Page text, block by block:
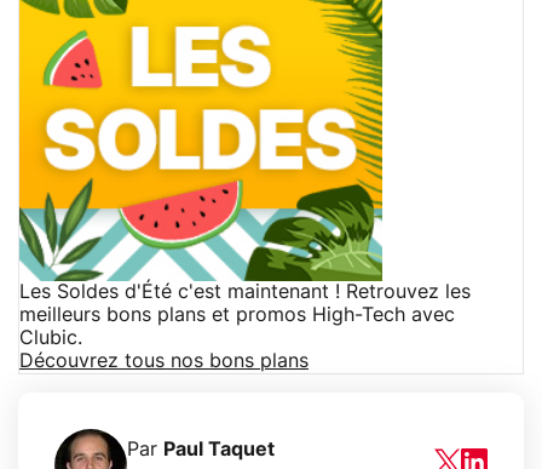
Les Soldes d'Été c'est maintenant ! Retrouvez les
meilleurs bons plans et promos High-Tech avec
Clubic.
Découvrez tous nos bons plans
Par Paul Taquet